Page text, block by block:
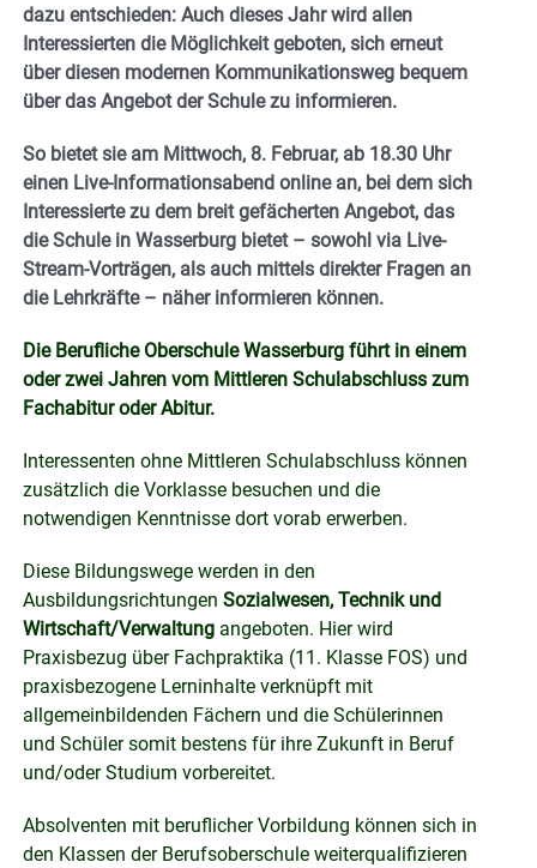
dazu entschieden: Auch dieses Jahr wird allen
Interessierten die Möglichkeit geboten, sich erneut
über diesen modernen Kommunikationsweg bequem
über das Angebot der Schule zu informieren.
So bietet sie am Mittwoch, 8. Februar, ab 18.30 Uhr
einen Live-Informationsabend online an, bei dem sich
Interessierte zu dem breit gefächerten Angebot, das
die Schule in Wasserburg bietet – sowohl via Live-
Stream-Vorträgen, als auch mittels direkter Fragen an
die Lehrkräfte – näher informieren können.
Die Berufliche Oberschule Wasserburg führt in einem
oder zwei Jahren vom Mittleren Schulabschluss zum
Fachabitur oder Abitur.
Interessenten ohne Mittleren Schulabschluss können
zusätzlich die Vorklasse besuchen und die
notwendigen Kenntnisse dort vorab erwerben.
Diese Bildungswege werden in den
Ausbildungsrichtungen Sozialwesen, Technik und
Wirtschaft/Verwaltung angeboten. Hier wird
Praxisbezug über Fachpraktika (11. Klasse FOS) und
praxisbezogene Lerninhalte verknüpft mit
allgemeinbildenden Fächern und die Schülerinnen
und Schüler somit bestens für ihre Zukunft in Beruf
und/oder Studium vorbereitet.
Absolventen mit beruflicher Vorbildung können sich in
den Klassen der Berufsoberschule weiterqualifizieren